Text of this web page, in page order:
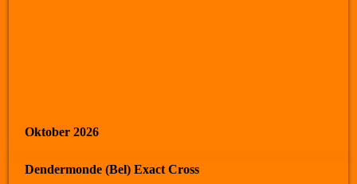
Oktober 2026
Dendermonde (Bel) Exact Cross